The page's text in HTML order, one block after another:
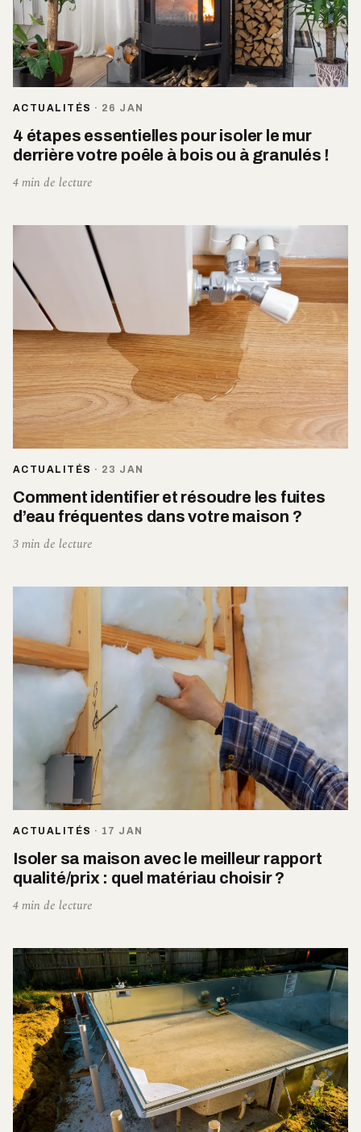
ACTUALITÉS · 26 JAN
4 étapes essentielles pour isoler le mur
derrière votre poêle à bois ou à granulés !
4 min de lecture
ACTUALITÉS · 23 JAN
Comment identifier et résoudre les fuites
d’eau fréquentes dans votre maison ?
3 min de lecture
ACTUALITÉS · 17 JAN
Isoler sa maison avec le meilleur rapport
qualité/prix : quel matériau choisir ?
4 min de lecture